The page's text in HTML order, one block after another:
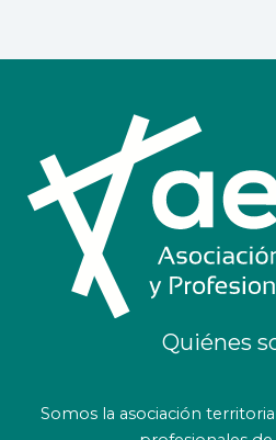
Quiénes
Somos la asociación